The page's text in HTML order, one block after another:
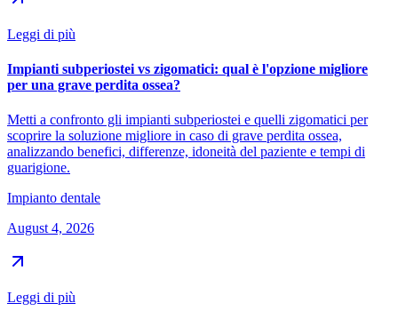
Leggi di più
Impianti subperiostei vs zigomatici: qual è l'opzione migliore
per una grave perdita ossea?
Metti a confronto gli impianti subperiostei e quelli zigomatici per
scoprire la soluzione migliore in caso di grave perdita ossea,
analizzando benefici, differenze, idoneità del paziente e tempi di
guarigione.
Impianto dentale
August 4, 2026
Leggi di più